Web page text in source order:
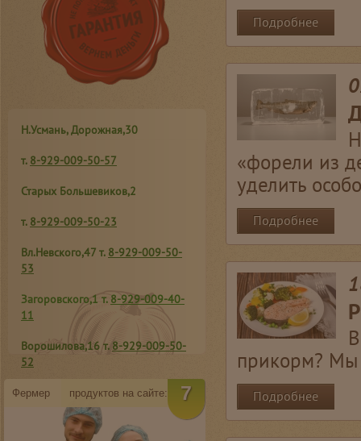
Подробнее
«форели из
уделить
Подробнее
прикорм?
Подробнее
Н.Усмань, Дорожная,30
т. 8-929-009-50-57
Старых Большевиков,2
т. 8-929-009-50-23
Вл.Невского,47 т. 8-929-009-50-
53
Загоровского,1 т. 8-929-009-40-
11
Ворошилова,16 т. 8-929-009-50-
52
К.Маркса,94 т.8-950-758-55-05
Фермер продуктов на сайте: 7